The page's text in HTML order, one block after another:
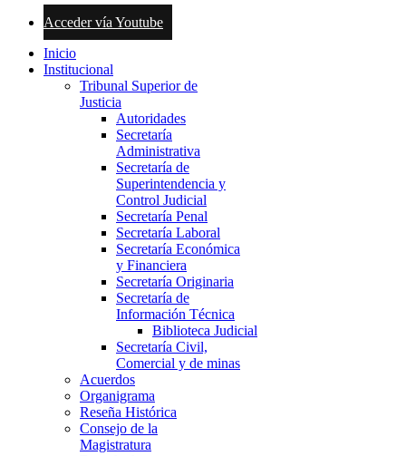
Acceder vía Youtube
Inicio
Institucional
Tribunal Superior de
Justicia
Autoridades
Secretaría
Administrativa
Secretaría de
Superintendencia y
Control Judicial
Secretaría Penal
Secretaría Laboral
Secretaría Económica
y Financiera
Secretaría Originaria
Secretaría de
Información Técnica
Biblioteca Judicial
Secretaría Civil,
Comercial y de minas
Acuerdos
Organigrama
Reseña Histórica
Consejo de la
Magistratura